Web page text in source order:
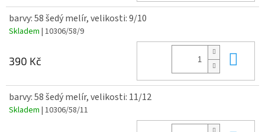
barvy: 58 šedý melír, velikosti: 9/10
Skladem | 10306/58/9
390 Kč
barvy: 58 šedý melír, velikosti: 11/12
Skladem | 10306/58/11